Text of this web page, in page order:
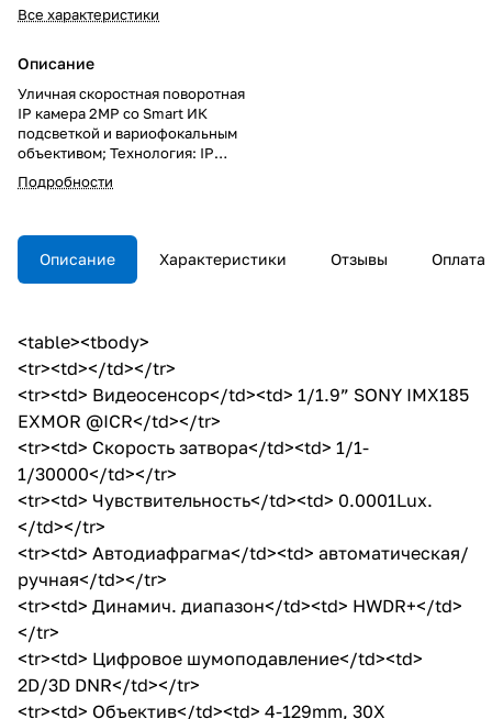
Все характеристики
Описание
Уличная скоростная поворотная
IP камера 2MP со Smart ИК
подсветкой и вариофокальным
объективом; Технология: IP
видеокамера; Исполнение:
скоростная поворотная;
Матрица: 1/1.9” SONY IMX185
EXMOR @ICR; Тип объектива:
вариофокальный объектив 4-
Подробности
Описание Характеристики Отзывы Оплата
<table><tbody>
<tr><td></td></tr>
<tr><td> Видеосенсор</td><td> 1/1.9” SONY IMX185
EXMOR @ICR</td></tr>
<tr><td> Скорость затвора</td><td> 1/1-
1/30000</td></tr>
<tr><td> Чувствительность</td><td> 0.0001Lux.
</td></tr>
<tr><td> Автодиафрагма</td><td> автоматическая/
ручная</td></tr>
<tr><td> Динамич. диапазон</td><td> HWDR+</td>
</tr>
<tr><td> Цифровое шумоподавление</td><td>
2D/3D DNR</td></tr>
<tr><td> Объектив</td><td> 4-129mm, 30X